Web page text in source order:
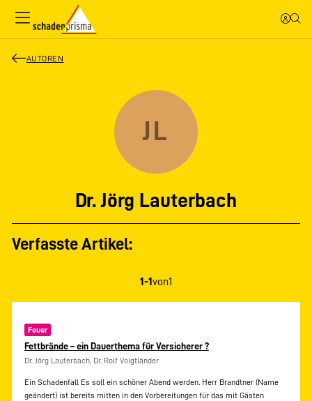
AUTOREN
JL
Dr. Jörg Lauterbach
Verfasste Artikel:
1-1von1
Feuer
Fettbrände – ein Dauerthema für Versicherer ?
Dr. Jörg Lauterbach, Dr. Rolf Voigtländer
Ein Schadenfall Es soll ein schöner Abend werden. Herr Brandtner (Name
geändert) ist bereits mitten in den Vorbereitungen für das mit Gästen